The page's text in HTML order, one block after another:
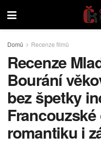
Domů Recenze filmů
Recenze
Bourání
bez špetky
romantiku i